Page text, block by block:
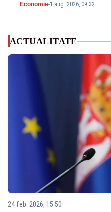
Economie-1 aug. 2026, 09:32
ACTUALITATE
24 feb. 2026, 15:50